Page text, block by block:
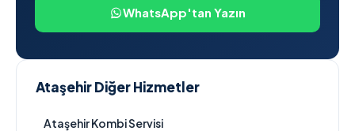
WhatsApp'tan Yazın
Ataşehir Diğer Hizmetler
Ataşehir Kombi Servisi